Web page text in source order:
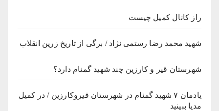
راز کانال کمیل چیست
شهید محمد رضا رستمی نژاد / برگی از تاریخ زرین انقلاب
شهرستان قیر و کارزین چند شهید گمنام دارد؟
یادمان ۷ شهید گمنام در شهرستان قیروکارزین / در کمیل
مدیا ببینید